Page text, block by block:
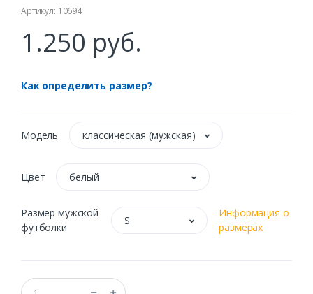
Артикул: 10694
1.250 руб.
Как определить размер?
Модель классическая (мужская)
Цвет белый
Размер мужской
футболки
S
Информация о
размерах